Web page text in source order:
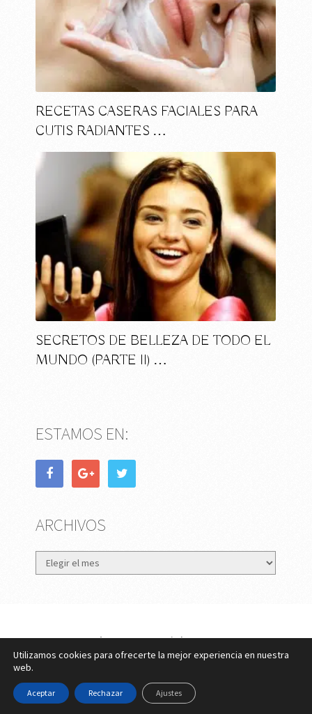
RECETAS CASERAS FACIALES PARA
CUTIS RADIANTES …
SECRETOS DE BELLEZA DE TODO EL
MUNDO (PARTE II) …
ESTAMOS EN:
ARCHIVOS
Archivos
eMujer.comCopyright © 2026.
Contactar||Datos Legales y PrivacidadyPolítica de
Cookies
Utilizamos cookies para ofrecerte la mejor experiencia en nuestra
web.
Aceptar Rechazar Ajustes